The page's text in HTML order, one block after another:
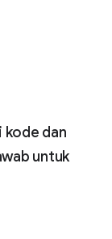
kode dan
untuk